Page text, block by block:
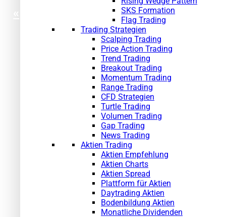
SKS Formation
Flag Trading
Trading Strategien
Scalping Trading
Price Action Trading
Trend Trading
Breakout Trading
Momentum Trading
Range Trading
CFD Strategien
Turtle Trading
Volumen Trading
Gap Trading
News Trading
Aktien Trading
Aktien Empfehlung
Aktien Charts
Aktien Spread
Plattform für Aktien
Daytrading Aktien
Bodenbildung Aktien
Monatliche Dividenden